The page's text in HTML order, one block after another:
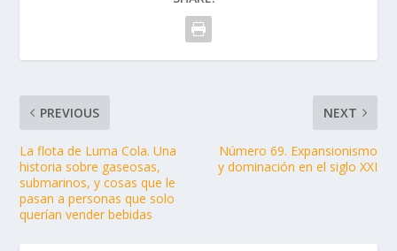
PREVIOUS
La flota de Luma Cola. Una
historia sobre gaseosas,
submarinos, y cosas que le
pasan a personas que solo
querían vender bebidas
NEXT
Número 69. Expansionismo
y dominación en el siglo XXI